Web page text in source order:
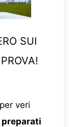
SUI
veri